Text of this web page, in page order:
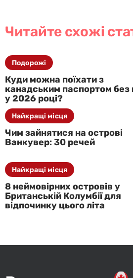
Читайте схожі
Куди можна поїхати з
канадським паспортом без
у 2026 році?
Подорожі
Чим зайнятися на острові
Ванкувер: 30 речей
Найкращі місця
8 неймовірних островів у
Британській Колумбії для
відпочинку цього літа
Найкращі місця